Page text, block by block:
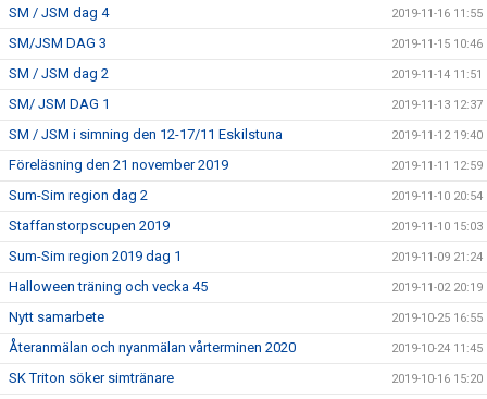
SM / JSM dag 4 2019-11-16 11:55
SM/JSM DAG 3 2019-11-15 10:46
SM / JSM dag 2 2019-11-14 11:51
SM/ JSM DAG 1 2019-11-13 12:37
SM / JSM i simning den 12-17/11 Eskilstuna 2019-11-12 19:40
Föreläsning den 21 november 2019 2019-11-11 12:59
Sum-Sim region dag 2 2019-11-10 20:54
Staffanstorpscupen 2019 2019-11-10 15:03
Sum-Sim region 2019 dag 1 2019-11-09 21:24
Halloween träning och vecka 45 2019-11-02 20:19
Nytt samarbete 2019-10-25 16:55
Återanmälan och nyanmälan vårterminen 2020 2019-10-24 11:45
SK Triton söker simtränare 2019-10-16 15:20